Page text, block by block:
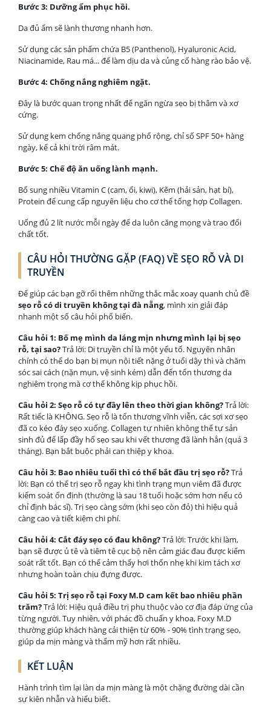
Bước 3: Dưỡng ẩm phục hồi.
Da đủ ẩm sẽ lành thương nhanh hơn.
Sử dụng các sản phẩm chứa B5 (Panthenol), Hyaluronic Acid,
Niacinamide, Rau má... để làm dịu da và củng cố hàng rào bảo vệ.
Bước 4: Chống nắng nghiêm ngặt.
Đây là bước quan trọng nhất để ngăn ngừa sẹo bị thâm và xơ
cứng.
Sử dụng kem chống nắng quang phổ rộng, chỉ số SPF 50+ hàng
ngày, kể cả khi trời râm mát.
Bước 5: Chế độ ăn uống lành mạnh.
Bổ sung nhiều Vitamin C (cam, ổi, kiwi), Kẽm (hải sản, hạt bí),
Protein để cung cấp nguyên liệu cho cơ thể tổng hợp Collagen.
Uống đủ 2 lít nước mỗi ngày để da luôn căng mọng và trao đổi
chất tốt.
CÂU HỎI THƯỜNG GẶP (FAQ) VỀ SẸO RỖ VÀ DI
TRUYỀN
Để giúp các bạn gỡ rối thêm những thắc mắc xoay quanh chủ đề
sẹo rỗ có di truyền không tại đà nẵng, mình xin giải đáp
nhanh một số câu hỏi phổ biến.
Câu hỏi 1: Bố mẹ mình da láng mịn nhưng mình lại bị sẹo
rỗ, tại sao?Trả lời: Di truyền chỉ là một yếu tố. Nguyên nhân
chính có thể do bạn bị mụn nội tiết nặng ở tuổi dậy thì và chăm
sóc sai cách (nặn mụn, vệ sinh kém) dẫn đến tổn thương da
nghiêm trọng mà cơ thể không kịp phục hồi.
Câu hỏi 2: Sẹo rỗ có tự đầy lên theo thời gian không?Trả lời:
Rất tiếc là KHÔNG. Sẹo rỗ là tổn thương vĩnh viễn, các sợi xơ sẹo
đã co kéo đáy sẹo xuống. Collagen tự nhiên không thể tự sản
sinh đủ để lấp đầy hố sẹo sau khi vết thương đã lành hẳn (quá 3
tháng). Bạn bắt buộc phải can thiệp y khoa.
Câu hỏi 3: Bao nhiêu tuổi thì có thể bắt đầu trị sẹo rỗ?Trả
lời: Bạn có thể trị sẹo rỗ ngay khi tình trạng mụn viêm đã được
kiểm soát ổn định (thường là sau 18 tuổi hoặc sớm hơn nếu có
chỉ định bác sĩ). Trị sẹo càng sớm (khi sẹo còn đỏ) thì hiệu quả
càng cao và tiết kiệm chi phí.
Câu hỏi 4: Cắt đáy sẹo có đau không?Trả lời: Trước khi làm,
bạn sẽ được ủ tê và tiêm tê cục bộ nên cảm giác đau được kiểm
soát rất tốt. Bạn có thể cảm thấy hơi thốn nhẹ khi kim tách xơ
nhưng hoàn toàn chịu đựng được.
Câu hỏi 5: Trị sẹo rỗ tại Foxy M.D cam kết bao nhiêu phần
trăm?Trả lời: Hiệu quả điều trị phụ thuộc vào cơ địa đáp ứng của
từng người. Tuy nhiên, với phác đồ chuẩn y khoa, Foxy M.D
thường giúp khách hàng cải thiện từ 60% - 90% tình trạng sẹo,
giúp da mịn màng và thẩm mỹ hơn rất nhiều.
KẾT LUẬN
Hành trình tìm lại làn da mịn màng là một chặng đường dài cần
sự kiên nhẫn và hiểu biết.